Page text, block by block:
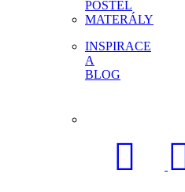
POSTEL
MATERÁLY
INSPIRACE
A
BLOG